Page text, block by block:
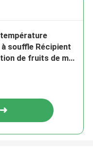
souffle Récipient
de fruits de mer